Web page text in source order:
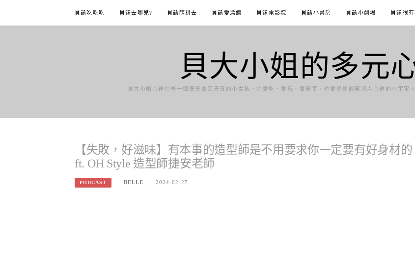
content
貝餚吃吃吃 貝餚去哪兒? 貝餚瞎拼去 貝餚愛漂釀 貝餚電影院 貝餚小書房 貝餚小劇場 貝餚很
貝大小姐的多元
貝大小姐心裡住著一個既勇敢又天真的小女孩，她愛吃、愛玩、愛寫字，也愛偷偷觀察別人心裡的小宇宙
【失敗，好滋味】有本事的造型師是不用要求你一定要有好身材的
ft. OH Style 造型師捷安老師
PODCAST BELLE 2024-02-27